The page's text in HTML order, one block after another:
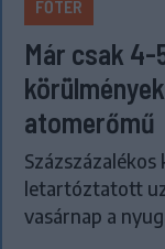
FŐTÉR
Már csak 4-
atomerőmű
letartóztatott
vasárnap a